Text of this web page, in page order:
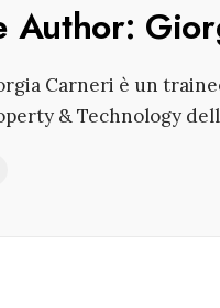
Author:
Carneri è un
& Technology